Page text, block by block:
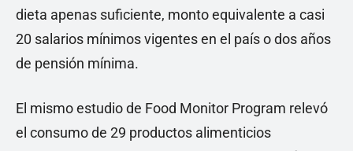
dieta apenas suficiente, monto equivalente a casi
20 salarios mínimos vigentes en el país o dos años
de pensión mínima.
El mismo estudio de Food Monitor Program relevó
el consumo de 29 productos alimenticios